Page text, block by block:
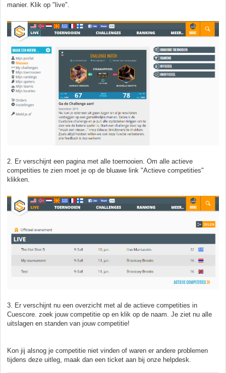
manier. Klik op "live".
2. Er verschijnt een pagina met alle toernooien. Om alle actieve
competities te zien moet je op de bluawe link "Actieve competities"
klikken.
3. Er verschijnt nu een overzicht met al de actieve competities in
Cuescore. zoek jouw competitie op en klik op de naam. Je ziet nu alle
uitslagen en standen van jouw competitie!
Kon jij alsnog je competitie niet vinden of waren er andere problemen
tijdens deze uitleg, maak dan een ticket aan bij onze helpdesk.